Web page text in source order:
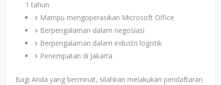
1 tahun
Mampu mengoperasikan Microsoft Office
Berpengalaman dalam negosiasi
Berpengalaman dalam industri logistik
Penempatan di Jakarta
Bagi Anda yang berminat, silahkan melakukan pendaftaran